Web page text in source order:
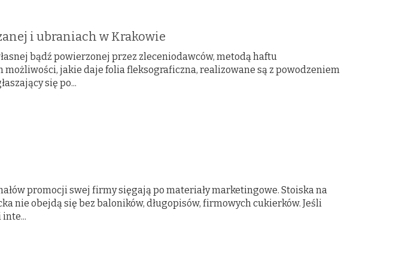
i ubraniach w Krakowie
bądź powierzonej przez zleceniodawców, metodą haftu
jakie daje folia fleksograficzna, realizowane są z powodzeniem
się po...
promocji swej firmy sięgają po materiały marketingowe. Stoiska na
nie obejdą się bez baloników, długopisów, firmowych cukierków. Jeśli